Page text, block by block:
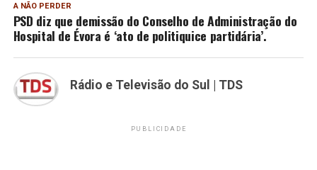
A NÃO PERDER
PSD diz que demissão do Conselho de Administração do
Hospital de Évora é ‘ato de politiquice partidária’.
Rádio e Televisão do Sul | TDS
PUBLICIDADE